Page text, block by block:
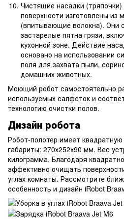
Чистящие насадки
поверхности изготовлены из
(впитывающие волокна). Они
застарелые пятна грязи,
кухонной зоне. Действие
основано на использовании
поля для захвата пыли,
домашних животных.
Моющий робот самостоятельно
используемых салфеток и
технологию очистки полов.
Дизайн робота
Робот-полотер имеет
габариты: 270x252x90 мм. Вес
килограмма. Благодаря
эффективно очищать
углах комнаты. Рассмотрите
особенность и дизайн iRobot